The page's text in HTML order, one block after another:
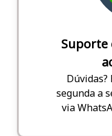
Suporte
Dúvidas?
segunda a
via